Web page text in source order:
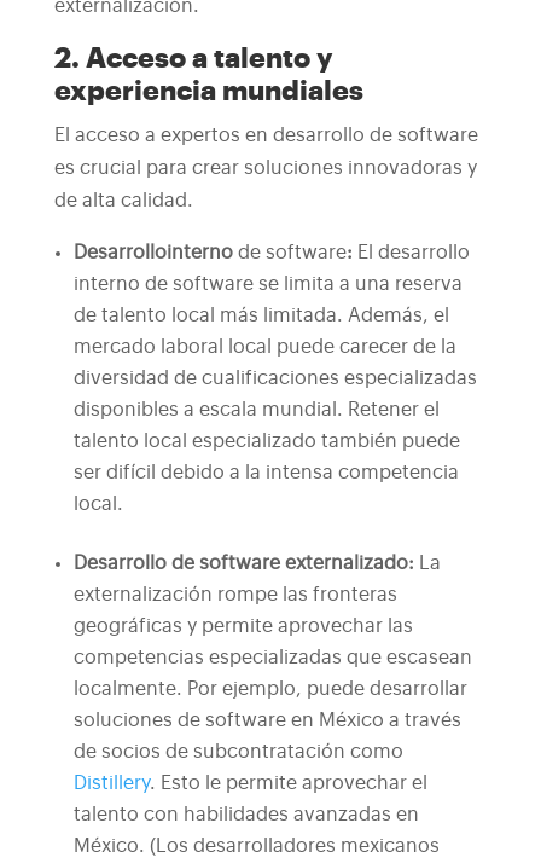
externalización.
2. Acceso a talento y
experiencia mundiales
El acceso a expertos en desarrollo de software
es crucial para crear soluciones innovadoras y
de alta calidad.
Desarrollointernode software: El desarrollo
interno de software se limita a una reserva
de talento local más limitada. Además, el
mercado laboral local puede carecer de la
diversidad de cualificaciones especializadas
disponibles a escala mundial. Retener el
talento local especializado también puede
ser difícil debido a la intensa competencia
local.
Desarrollo de software externalizado:
La
externalización rompe las fronteras
geográficas y permite aprovechar las
competencias especializadas que escasean
localmente. Por ejemplo, puede desarrollar
soluciones de software en México a través
de socios de subcontratación como
Distillery. Esto le permite aprovechar el
talento con habilidades avanzadas en
México. (Los desarrolladores mexicanos